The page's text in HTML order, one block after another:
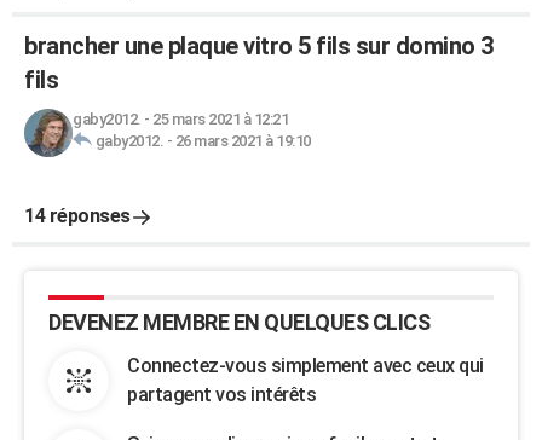
brancher une plaque vitro 5 fils sur domino 3
fils
gaby2012. - 25 mars 2021 à 12:21
gaby2012. - 26 mars 2021 à 19:10
14 réponses
DEVENEZ MEMBRE EN QUELQUES CLICS
Connectez-vous simplement avec ceux qui
partagent vos intérêts